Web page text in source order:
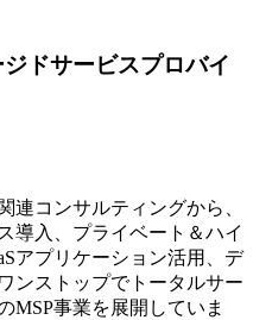
ジドサービスプロバイ
連コンサルティングから、
導入、プライベート＆ハイ
アプリケーション活用、デ
ンストップでトータルサー
MSP事業を展開していま